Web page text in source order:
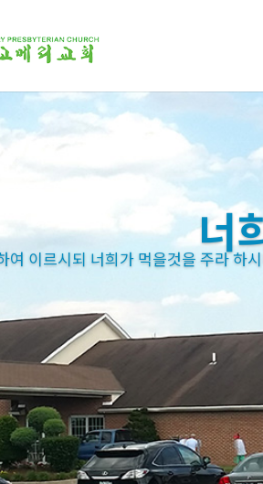
너
여 이르시되 너희가 먹을것을 주라 하
여 이르시되 너희가 먹을것을 주라 하